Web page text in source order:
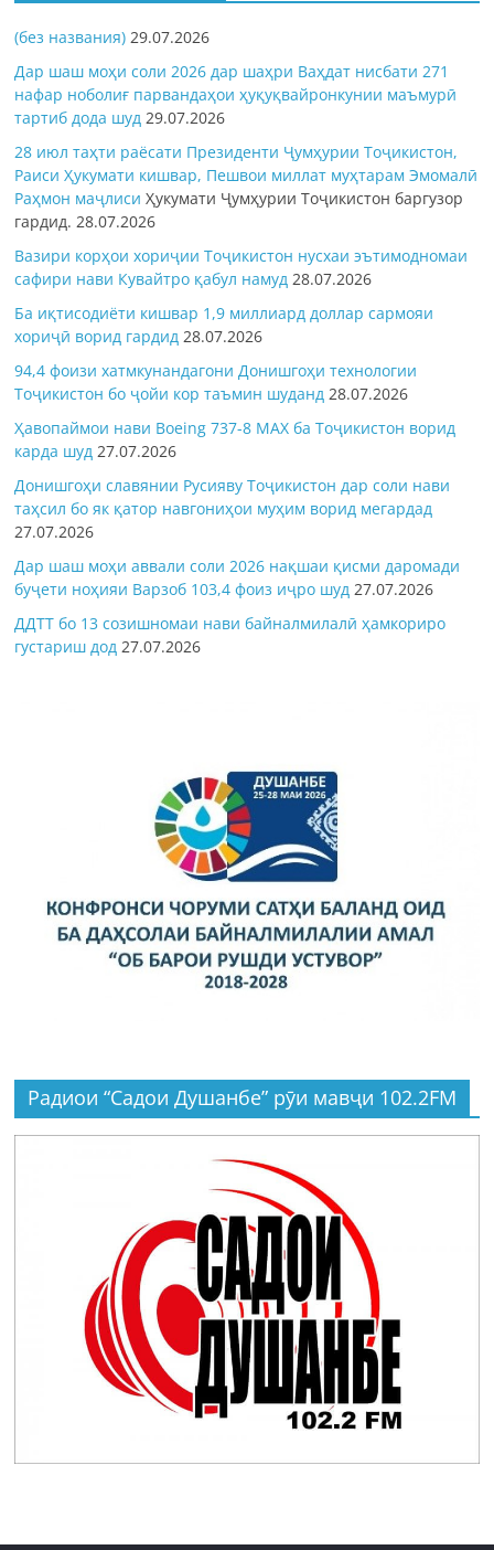
(без названия) 29.07.2026
Дар шаш моҳи соли 2026 дар шаҳри Ваҳдат нисбати 271
нафар ноболиғ парвандаҳои ҳуқуқвайронкунии маъмурӣ
тартиб дода шуд 29.07.2026
28 июл таҳти раёсати Президенти Ҷумҳурии Тоҷикистон,
Раиси Ҳукумати кишвар, Пешвои миллат муҳтарам Эмомалӣ
Раҳмон маҷлисиҲукумати Ҷумҳурии Тоҷикистон баргузор
гардид.28.07.2026
Вазири корҳои хориҷии Тоҷикистон нусхаи эътимодномаи
сафири нави Кувайтро қабул намуд 28.07.2026
Ба иқтисодиёти кишвар 1,9 миллиард доллар сармояи
хориҷӣ ворид гардид 28.07.2026
94,4 фоизи хатмкунандагони Донишгоҳи технологии
Тоҷикистон бо ҷойи кор таъмин шуданд 28.07.2026
Ҳавопаймои нави Boeing 737-8 MAX ба Тоҷикистон ворид
карда шуд 27.07.2026
Донишгоҳи славянии Русияву Тоҷикистон дар соли нави
таҳсил бо як қатор навгониҳои муҳим ворид мегардад
27.07.2026
Дар шаш моҳи аввали соли 2026 нақшаи қисми даромади
буҷети ноҳияи Варзоб 103,4 фоиз иҷро шуд 27.07.2026
ДДТТ бо 13 созишномаи нави байналмилалӣ ҳамкориро
густариш дод 27.07.2026
Радиои “Садои Душанбе” рӯи мавҷи 102.2FM